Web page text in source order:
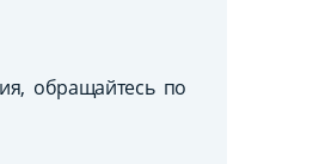
обращайтесь по